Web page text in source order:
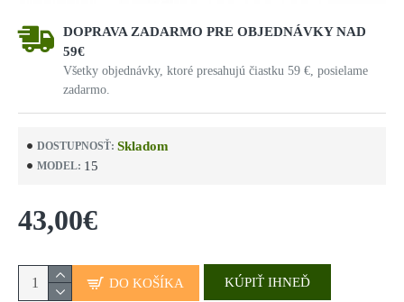
DOPRAVA ZADARMO PRE OBJEDNÁVKY NAD
59€
Všetky objednávky, ktoré presahujú čiastku 59 €, posielame
zadarmo.
DOSTUPNOSŤ: Skladom
MODEL: 15
43,00€
DO KOŠÍKA KÚPIŤ IHNEĎ